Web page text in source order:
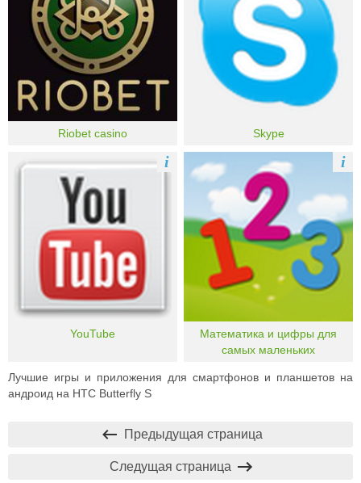
Riobet casino Skype
YouTube
i
Математика и цифры для
самых маленьких
i
Лучшие игры и приложения для смартфонов и планшетов на
андроид на HTC Butterfly S
Предыдущая страница
Следущая страница